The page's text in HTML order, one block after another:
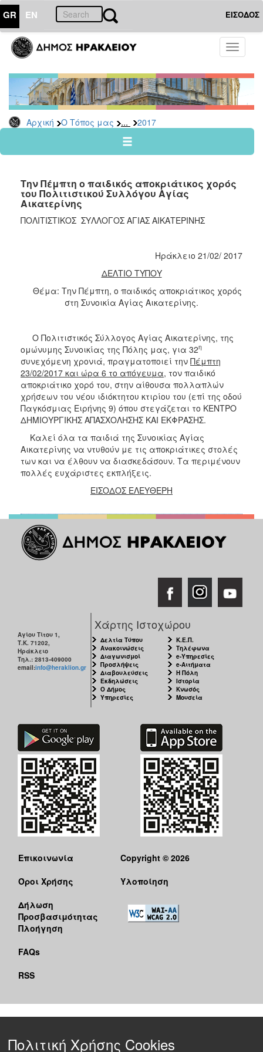
GR EN ΕΙΣΟΔΟΣ
Toggle
Αρχική Ο Τόπος μας ... 2017
ΤΟΠΟΣ
ΜΑΣ
Ανακοινώσεις
Αρχείο
2026
2024
2022
2021
2020
2016
2011
ΔΗΜΟΣ
ΠΟΛΙΤΙΣΜΟΣ
ΑΝΘΕΚΤΙΚΗ
ΠΟΛΗ
Την Πέμπτη ο παιδικός αποκριάτικος χορός
του Πολιτιστικού Συλλόγου Αγίας
Αικατερίνης
ΠΟΛΙΤΙΣΤΙΚΟΣ ΣΥΛΛΟΓΟΣ ΑΓΙΑΣ ΑΙΚΑΤΕΡΙΝΗΣ
Ηράκλειο 21/02/ 2017
ΔΕΛΤΙΟ ΤΥΠΟΥ
Θέμα: Την Πέμπτη, ο παιδικός αποκριάτικος χορός
στη Συνοικία Αγίας Αικατερίνης.
Ο Πολιτιστικός Σύλλογος Αγίας Αικατερίνης, της
ομώνυμης Συνοικίας της Πόλης μας, για 32η
συνεχόμενη χρονιά, πραγματοποιεί την Πέμπτη
23/02/2017 και ώρα 6 το απόγευμα, τον παιδικό
αποκριάτικο χορό του, στην αίθουσα πολλαπλών
χρήσεων του νέου ιδιόκτητου κτιρίου του (επί της οδού
Παγκόσμιας Ειρήνης 9) όπου στεγάζεται το ΚΕΝΤΡΟ
ΔΗΜΙΟΥΡΓΙΚΗΣ ΑΠΑΣΧΟΛΗΣΗΣ ΚΑΙ ΕΚΦΡΑΣΗΣ.
Καλεί όλα τα παιδιά της Συνοικίας Αγίας
Αικατερίνης να ντυθούν με τις αποκριάτικες στολές
των και να έλθουν να διασκεδάσουν. Τα περιμένουν
πολλές ευχάριστες εκπλήξεις.
ΕΙΣΟΔΟΣ ΕΛΕΥΘΕΡΗ
Αγίου Τίτου 1,
Τ.Κ. 71202,
Ηράκλειο
Τηλ.: 2813-409000
email:info@heraklion.gr
Χάρτης Ιστοχώρου
Δελτία Τύπου
Ανακοινώσεις
Διαγωνισμοί
Προσλήψεις
Διαβουλεύσεις
Εκδηλώσεις
Ο Δήμος
Υπηρεσίες
Κ.Ε.Π.
Τηλέφωνα
e-Υπηρεσίες
e-Αιτήματα
Η Πόλη
Ιστορία
Κνωσός
Μουσεία
Επικοινωνία
Όροι Χρήσης
Δήλωση
Προσβασιμότητας
Πλοήγηση
FAQs
RSS
Copyright © 2026
Υλοποίηση
Πολιτική Χρήσης Cookies